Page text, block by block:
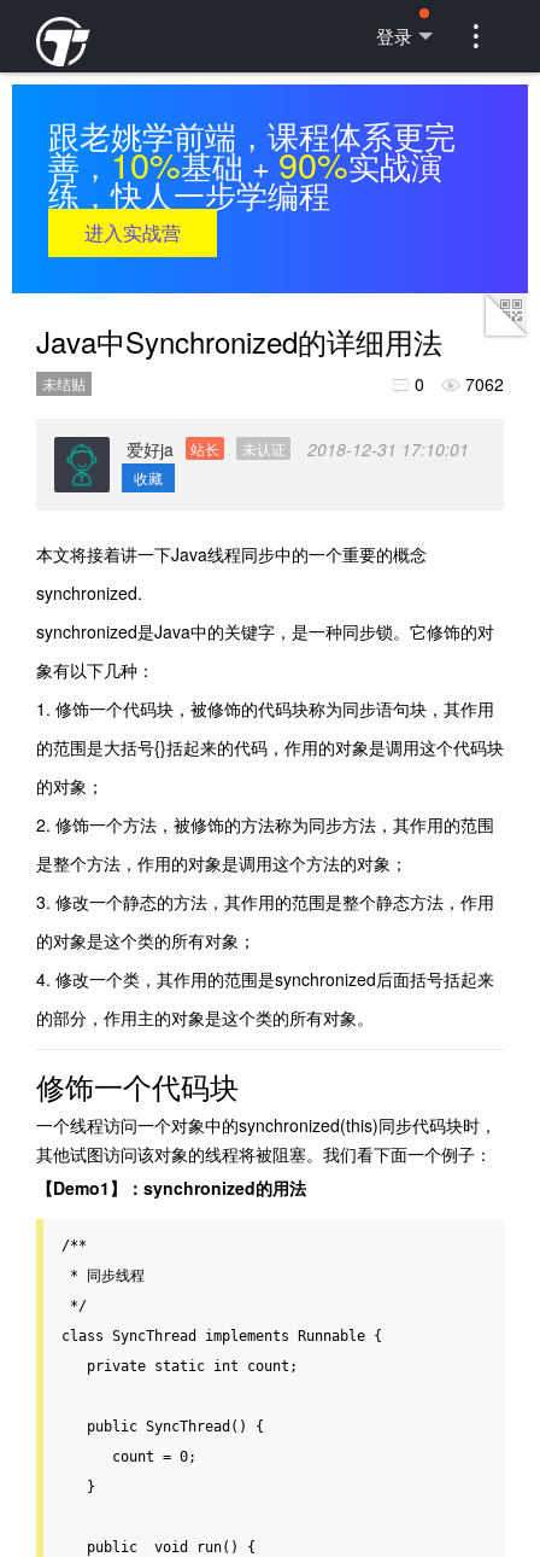
登录 
跟老姚学前端，课程体系更完
善，10%基础 +90%实战演
练，快人一步学编程
进入实战营
Java中Synchronized的详细用法
未结贴  0  7062
爱好ja 站长 未认证 2018-12-31 17:10:01
收藏
本文将接着讲一下Java线程同步中的一个重要的概念
synchronized.
synchronized是Java中的关键字，是一种同步锁。它修饰的对
象有以下几种：
1. 修饰一个代码块，被修饰的代码块称为同步语句块，其作用
的范围是大括号{}括起来的代码，作用的对象是调用这个代码块
的对象；
2. 修饰一个方法，被修饰的方法称为同步方法，其作用的范围
是整个方法，作用的对象是调用这个方法的对象；
3. 修改一个静态的方法，其作用的范围是整个静态方法，作用
的对象是这个类的所有对象；
4. 修改一个类，其作用的范围是synchronized后面括号括起来
的部分，作用主的对象是这个类的所有对象。
修饰一个代码块
一个线程访问一个对象中的synchronized(this)同步代码块时，
其他试图访问该对象的线程将被阻塞。我们看下面一个例子：
【Demo1】：synchronized的用法
/**
*/
class SyncThread implements Runnable {
private static int count;
public SyncThread () {
      count =
0;
public void run() {